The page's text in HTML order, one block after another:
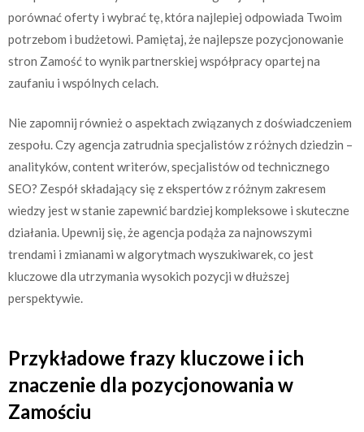
porównać oferty i wybrać tę, która najlepiej odpowiada Twoim
potrzebom i budżetowi. Pamiętaj, że najlepsze pozycjonowanie
stron Zamość to wynik partnerskiej współpracy opartej na
zaufaniu i wspólnych celach.
Nie zapomnij również o aspektach związanych z doświadczeniem
zespołu. Czy agencja zatrudnia specjalistów z różnych dziedzin –
analityków, content writerów, specjalistów od technicznego
SEO? Zespół składający się z ekspertów z różnym zakresem
wiedzy jest w stanie zapewnić bardziej kompleksowe i skuteczne
działania. Upewnij się, że agencja podąża za najnowszymi
trendami i zmianami w algorytmach wyszukiwarek, co jest
kluczowe dla utrzymania wysokich pozycji w dłuższej
perspektywie.
Przykładowe frazy kluczowe i ich
znaczenie dla pozycjonowania w
Zamościu